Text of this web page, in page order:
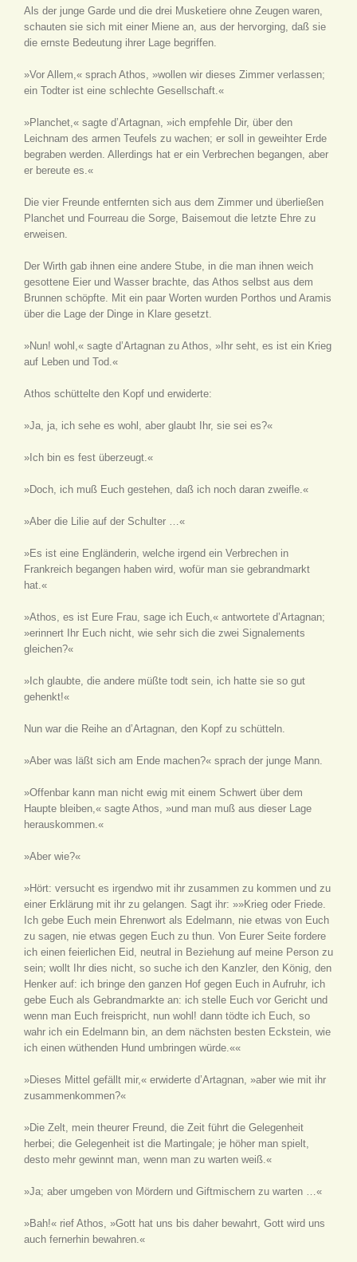
Als der junge Garde und die drei Musketiere ohne Zeugen waren,
schauten sie sich mit einer Miene an, aus der hervorging, daß sie
die ernste Bedeutung ihrer Lage begriffen.
»Vor Allem,« sprach Athos, »wollen wir dieses Zimmer verlassen;
ein Todter ist eine schlechte Gesellschaft.«
»Planchet,« sagte d’Artagnan, »ich empfehle Dir, über den
Leichnam des armen Teufels zu wachen; er soll in geweihter Erde
begraben werden. Allerdings hat er ein Verbrechen begangen, aber
er bereute es.«
Die vier Freunde entfernten sich aus dem Zimmer und überließen
Planchet und Fourreau die Sorge, Baisemout die letzte Ehre zu
erweisen.
Der Wirth gab ihnen eine andere Stube, in die man ihnen weich
gesottene Eier und Wasser brachte, das Athos selbst aus dem
Brunnen schöpfte. Mit ein paar Worten wurden Porthos und Aramis
über die Lage der Dinge in Klare gesetzt.
»Nun! wohl,« sagte d’Artagnan zu Athos, »Ihr seht, es ist ein Krieg
auf Leben und Tod.«
Athos schüttelte den Kopf und erwiderte:
»Ja, ja, ich sehe es wohl, aber glaubt Ihr, sie sei es?«
»Ich bin es fest überzeugt.«
»Doch, ich muß Euch gestehen, daß ich noch daran zweifle.«
»Aber die Lilie auf der Schulter …«
»Es ist eine Engländerin, welche irgend ein Verbrechen in
Frankreich begangen haben wird, wofür man sie gebrandmarkt
hat.«
»Athos, es ist Eure Frau, sage ich Euch,« antwortete d’Artagnan;
»erinnert Ihr Euch nicht, wie sehr sich die zwei Signalements
gleichen?«
»Ich glaubte, die andere müßte todt sein, ich hatte sie so gut
gehenkt!«
Nun war die Reihe an d’Artagnan, den Kopf zu schütteln.
»Aber was läßt sich am Ende machen?« sprach der junge Mann.
»Offenbar kann man nicht ewig mit einem Schwert über dem
Haupte bleiben,« sagte Athos, »und man muß aus dieser Lage
herauskommen.«
»Aber wie?«
»Hört: versucht es irgendwo mit ihr zusammen zu kommen und zu
einer Erklärung mit ihr zu gelangen. Sagt ihr: »»Krieg oder Friede.
Ich gebe Euch mein Ehrenwort als Edelmann, nie etwas von Euch
zu sagen, nie etwas gegen Euch zu thun. Von Eurer Seite fordere
ich einen feierlichen Eid, neutral in Beziehung auf meine Person zu
sein; wollt Ihr dies nicht, so suche ich den Kanzler, den König, den
Henker auf: ich bringe den ganzen Hof gegen Euch in Aufruhr, ich
gebe Euch als Gebrandmarkte an: ich stelle Euch vor Gericht und
wenn man Euch freispricht, nun wohl! dann tödte ich Euch, so
wahr ich ein Edelmann bin, an dem nächsten besten Eckstein, wie
ich einen wüthenden Hund umbringen würde.««
»Dieses Mittel gefällt mir,« erwiderte d’Artagnan, »aber wie mit ihr
zusammenkommen?«
»Die Zelt, mein theurer Freund, die Zeit führt die Gelegenheit
herbei; die Gelegenheit ist die Martingale; je höher man spielt,
desto mehr gewinnt man, wenn man zu warten weiß.«
»Ja; aber umgeben von Mördern und Giftmischern zu warten …«
»Bah!« rief Athos, »Gott hat uns bis daher bewahrt, Gott wird uns
auch fernerhin bewahren.«